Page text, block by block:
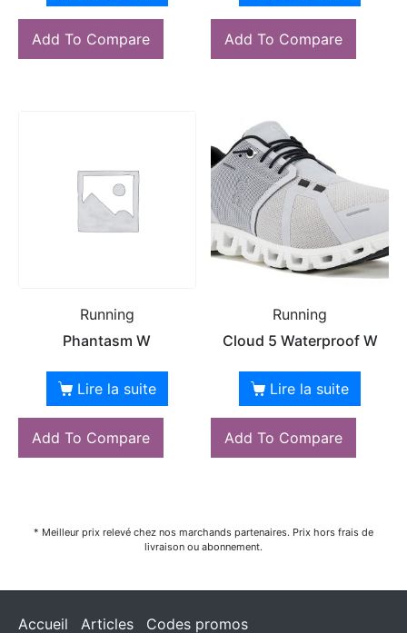
Add To Compare Add To Compare
Running
Phantasm W
Lire la suite
Add To Compare
Running
Cloud 5 Waterproof W
Lire la suite
Add To Compare
* Meilleur prix relevé chez nos marchands partenaires. Prix hors frais de
livraison ou abonnement.
Accueil Articles Codes promos